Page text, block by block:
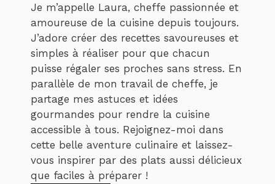
Je m’appelle Laura, cheffe passionnée et
amoureuse de la cuisine depuis toujours.
J’adore créer des recettes savoureuses et
simples à réaliser pour que chacun
puisse régaler ses proches sans stress. En
parallèle de mon travail de cheffe, je
partage mes astuces et idées
gourmandes pour rendre la cuisine
accessible à tous. Rejoignez-moi dans
cette belle aventure culinaire et laissez-
vous inspirer par des plats aussi délicieux
que faciles à préparer !